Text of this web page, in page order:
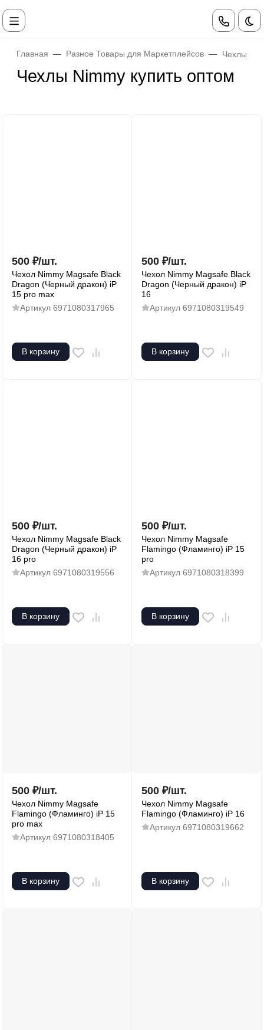
Главная Разное Товары для Маркетплейсов Чехлы
Чехлы Nimmy купить оптом
500 ₽/шт.
Чехол Nimmy Magsafe Black
Dragon (Черный дракон) iP
15 pro max
Артикул 6971080317965
В корзину
500 ₽/шт.
Чехол Nimmy Magsafe Black
Dragon (Черный дракон) iP
16
Артикул 6971080319549
В корзину
500 ₽/шт.
Чехол Nimmy Magsafe Black
Dragon (Черный дракон) iP
16 pro
Артикул 6971080319556
В корзину
500 ₽/шт.
Чехол Nimmy Magsafe
Flamingo (Фламинго) iP 15
pro
Артикул 6971080318399
В корзину
500 ₽/шт.
Чехол Nimmy Magsafe
Flamingo (Фламинго) iP 15
pro max
Артикул 6971080318405
В корзину
500 ₽/шт.
Чехол Nimmy Magsafe
Flamingo (Фламинго) iP 16
Артикул 6971080319662
В корзину